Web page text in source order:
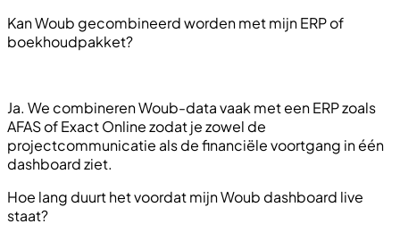
Kan Woub gecombineerd worden met mijn ERP of
boekhoudpakket?
Ja. We combineren Woub-data vaak met een ERP zoals
AFAS of Exact Online zodat je zowel de
projectcommunicatie als de financiële voortgang in één
dashboard ziet.
Hoe lang duurt het voordat mijn Woub dashboard live
staat?